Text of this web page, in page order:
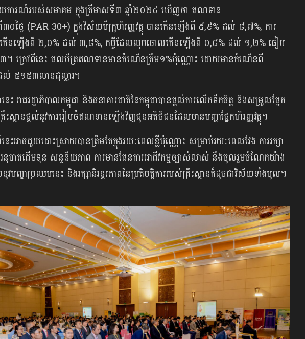
យការណ៏របស់សមាគម ក្នុងត្រីមាសទី៣ ឆ្នាំ២០២៤ ឃើញថា ឥណទាន​
ៃ (PAR 30+) ក្នុងវិស័យមីក្រូហិរញ្ញវត្ថុ បានកើនឡើងពី ៥,៩% ដល់ ៨,៧%, ការ
នឡើងពី ២,០% ដល់ ៣,៨%, កម្ចីដែលលុបចោលកើន​ឡើង​ពី ០,៨% ដល់ ១,២% ធៀប
៣។ ក្រៅពីនេះ ផលប័ត្រឥណទានមាន​កំណើនត្រឹម១%ប៉ុណ្ណោះ ដោយមានកំណើនពី
៥១៥៣លានដុល្លារ។
ះ រាជរដ្ឋាភិបាលកម្ពុជា និងធនាគារជាតិ​នៃកម្ពុជាបានផ្តល់ការលើកទឹក​ចិត្ត និងសម្រួលផ្នែក
រឹះស្ថានផ្តល់នូវ​ការរៀបចំឥណទានទ្បើងវិញជូន​អតិថិជន​ដែលមានបញ្ហាផ្នែកហិរញ្ញវត្ថុ។
ាចជួយដោះស្រាយបានត្រឹមតែក្នុងរយៈពេល​ខ្លី​ប៉ុណ្ណោះ សម្រាប់​រយៈពេល​វែង ការរក្សា
នុបាតដើមទុន សន្ទនីយភាព ការមាន​ផែនការ​អាជីវកម្ម​​ច្បាស់លាស់ នឹងចូលរួមចំណែកយ៉ាង
វបញ្ហា​ប្រឈមនេះ និងរក្សានិរន្តរ​ភាពនៃប្រតិបត្តិការរបស់គ្រឹះស្ថានក៏ដូចជាវិស័យទាំងមូល។